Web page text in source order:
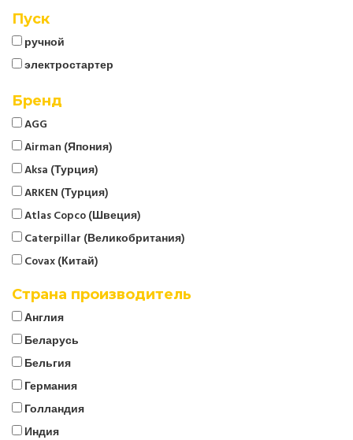
Пуск
ручной
электростартер
Бренд
AGG
Airman (Япония)
Aksa (Турция)
ARKEN (Турция)
Atlas Copco (Швеция)
Caterpillar (Великобритания)
Covax (Китай)
Cummins (Великобритания)
Страна производитель
Англия
Беларусь
Бельгия
Германия
Голландия
Индия